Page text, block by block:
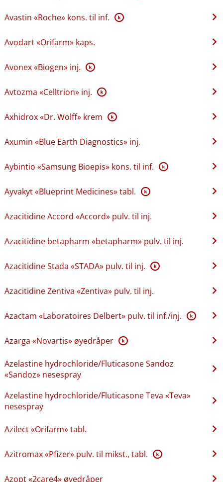
Avastin «Roche» kons. til inf. K
Avodart «Orifarm» kaps.
Avonex «Biogen» inj. K
Avtozma «Celltrion» inj. K
Axhidrox «Dr. Wolff» krem K
Axumin «Blue Earth Diagnostics» inj.
Aybintio «Samsung Bioepis» kons. til inf. K
Ayvakyt «Blueprint Medicines» tabl. K
Azacitidine Accord «Accord» pulv. til inj.
Azacitidine betapharm «betapharm» pulv. til inj.
Azacitidine Stada «STADA» pulv. til inj. K
Azacitidine Zentiva «Zentiva» pulv. til inj.
Azactam «Laboratoires Delbert» pulv. til inf.​/​inj. K
Azarga «Novartis» øyedråper K
Azelastine hydrochloride​/​Fluticasone Sandoz
«Sandoz» nesespray
Azelastine hydrochloride​/​Fluticasone Teva «Teva»
nesespray
Azilect «Orifarm» tabl.
Azitromax «Pfizer» pulv. til mikst., tabl. K
Azopt «2care4» øyedråper